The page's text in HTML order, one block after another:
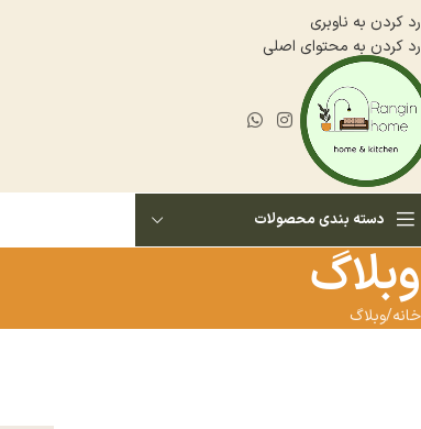
رد کردن به ناوبری
رد کردن به محتوای اصلی
دسته بندی محصولات
وبلاگ
خانه وبلاگ